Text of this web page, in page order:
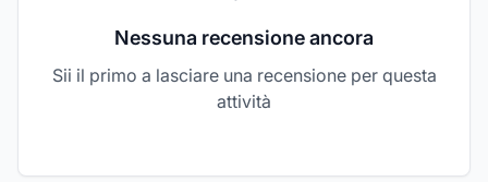
Nessuna recensione ancora
Sii il primo a lasciare una recensione per questa
attività